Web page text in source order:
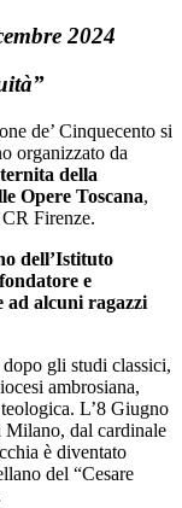
2024
de’ Cinquecento si
organizzato da
della
Opere Toscana,
Firenze.
dell’Istituto
fondatore e
ad alcuni ragazzi
gli studi classici,
ambrosiana,
L’8 Giugno
Milano, dal cardinale
è diventato
del “Cesare